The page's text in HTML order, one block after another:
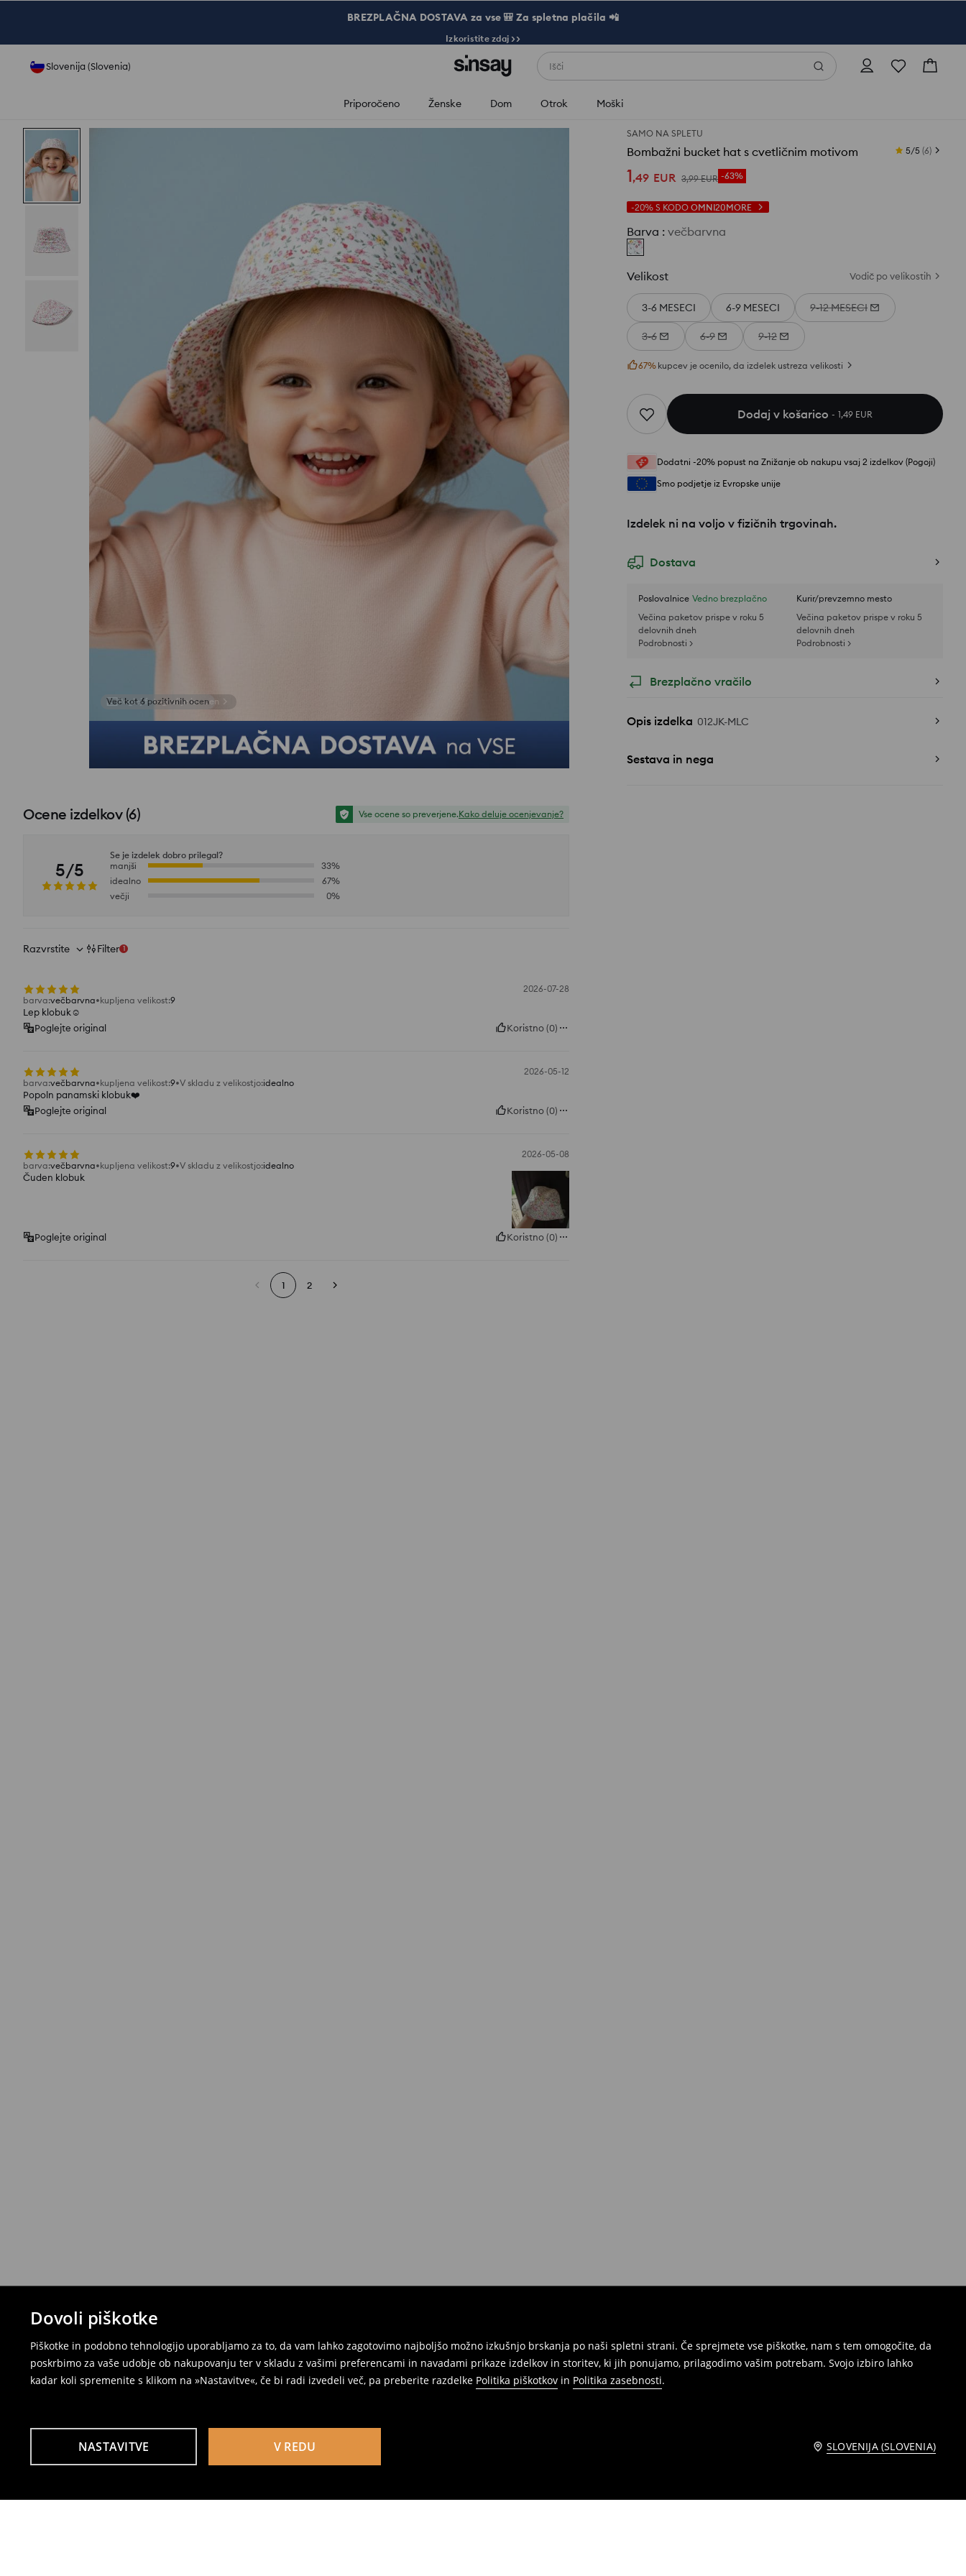
Dovoli piškotke
Piškotke in podobno tehnologijo uporabljamo za to, da vam lahko zagotovimo najboljšo možno izkušnjo brskanja po naši spletni strani. Če sprejmete vse piškotke, nam s tem omogočite, da
poskrbimo za vaše udobje ob nakupovanju ter v skladu z vašimi preferencami in navadami prikaze izdelkov in storitev, ki jih ponujamo, prilagodimo vašim potrebam. Svojo izbiro lahko
kadar koli spremenite s klikom na »Nastavitve«, če bi radi izvedeli več, pa preberite razdelke Politika piškotkov in Politika zasebnosti.
NASTAVITVE V REDU SLOVENIJA (SLOVENIA)
BREZPLAČNA DOSTAVA za vse 🎒 Za spletna plačila 📲
Izkoristite zdaj >>
Slovenija (Slovenia) Išči
Priporočeno Ženske Dom Otrok Moški
SAMO NA SPLETU
Bombažni bucket hat s cvetličnim motivom 5/5 (6)
1,49 EUR 3,99 EUR -63%
-20% S KODO OMNI20MORE
Barva : večbarvna
Velikost Vodič po velikostih
3-6 MESECI 6-9 MESECI 9-12 MESECI
3-6 6-9 9-12
67% kupcev je ocenilo, da izdelek ustreza velikosti
Dodaj v košarico 1,49 EUR
Dodatni -20% popust na Znižanje ob nakupu vsaj 2 izdelkov (Pogoji)
Smo podjetje iz Evropske unije
Izdelek ni na voljo v fizičnih trgovinah.
Dostava
Poslovalnice Vedno brezplačno
Večina paketov prispe v roku 5
delovnih dneh
Podrobnosti >
Kurir/prevzemno mesto
Večina paketov prispe v roku 5
delovnih dneh
Podrobnosti >
Brezplačno vračilo
Opis izdelka 012JK-MLC
Sestava in nega
Poglej fotografije iz ocen
Ocene izdelkov(6) Vse ocene so preverjene.Kako deluje ocenjevanje?
5/5
Se je izdelek dobro prilegal?
manjši
33%
idealno
67%
večji
0%
Razvrstite Filter 1
2026-07-28
barva:večbarvna kupljena velikost:9
Lep klobuk☺️
Poglejte original
Koristno(0)
2026-05-12
barva:večbarvna kupljena velikost:9 V skladu z velikostjo:idealno
Popoln panamski klobuk❤️
Poglejte original
Koristno(0)
2026-05-08
barva:večbarvna kupljena velikost:9 V skladu z velikostjo:idealno
Čuden klobuk
Poglejte original Koristno(0)
1 2